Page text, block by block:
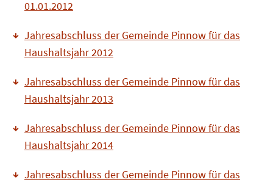
01.01.2012
Jahresabschluss der Gemeinde Pinnow für das
Haushaltsjahr 2012
Jahresabschluss der Gemeinde Pinnow für das
Haushaltsjahr 2013
Jahresabschluss der Gemeinde Pinnow für das
Haushaltsjahr 2014
Jahresabschluss der Gemeinde Pinnow für das